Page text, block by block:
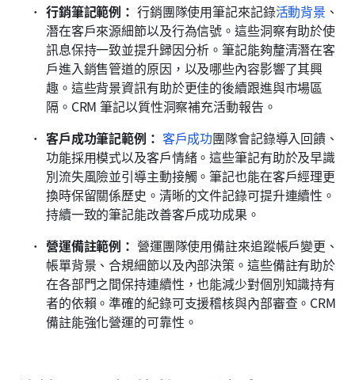
行銷筆記範例： 行銷團隊使用筆記來記錄活動背景 、
潛在客戶來源細節以及行為信號。這些洞察有助於使
訊息保持一致並提升歸因分析。筆記能夠釐清潛在客
戶進入銷售管道的原因，以及哪些內容影響了其興
趣。這些背景資訊有助於更佳的後續跟進與市場區
隔。CRM 筆記以質性洞察補充活動報告。
客戶成功筆記範例： 客戶成功團隊會記錄導入回饋、
功能採用模式以及客戶情緒。這些筆記有助於及早識
別流失風險並引導主動接觸。筆記也能在客戶經理更
換時保留關係歷史。清晰的文件記錄可提升連續性。
持續一致的筆記能改善客戶成功成果。
營運備註範例： 營運團隊使用備註來追蹤帳戶變更、
帳單背景、合規細節以及內部決策。這些備註有助於
在各部門之間保持連續性，也能減少對個別知識持有
者的依賴。準確的紀錄可支援稽核與內部審查。CRM
備註能強化營運的可靠性。